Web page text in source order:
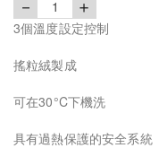
－ 1 ＋
3個溫度設定控制
搖粒絨製成
可在30°C下機洗
具有過熱保護的安全系統